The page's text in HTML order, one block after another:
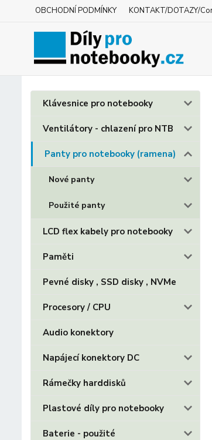
OBCHODNÍ PODMÍNKY KONTAKT/DOTAZY/
Klávesnice pro notebooky
Ventilátory - chlazení pro NTB
Panty pro notebooky (ramena)
Nové panty
Použité panty
LCD flex kabely pro notebooky
Paměti
Pevné disky , SSD disky , NVMe
Procesory / CPU
Audio konektory
Napájecí konektory DC
Rámečky harddisků
Plastové díly pro notebooky
Baterie - použité